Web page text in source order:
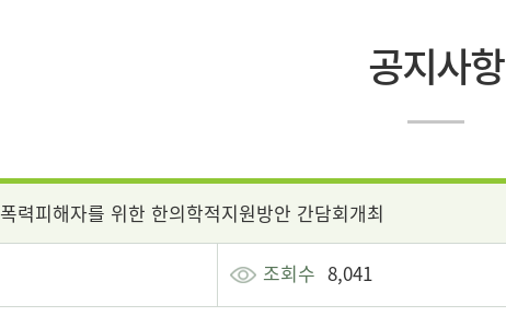
공지사항
폭력피해자를 위한 한의학적지원방안 간담회개최
조회수 8,041